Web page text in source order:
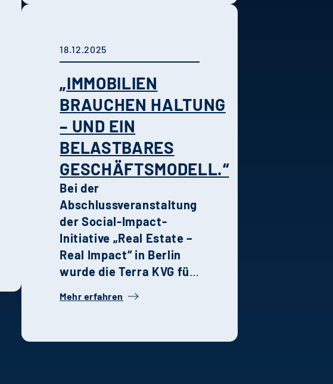
hochwertiger
Ausstattung und grüner
Umgebung macht das
Quartier zu einem
idealen Wohnort für
Familien und Paare.
Urban nah sowie grün
und entspannt wohnen.
18.12.2025
„IMMOBILIEN
BRAUCHEN HALTUNG
– UND EIN
BELASTBARES
GESCHÄFTSMODELL.“
Bei der
Abschlussveranstaltung
der Social-Impact-
Initiative „Real Estate –
Real Impact“ in Berlin
wurde die Terra KVG für
„Terra IF 1 Bildungs-
Sonderpreis
Mehr erfahren